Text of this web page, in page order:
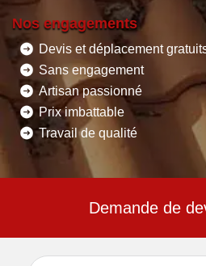
Nos engagements
Devis et déplacement
Sans engagement
Artisan passionné
Prix imbattable
Travail de qualité
Demande de